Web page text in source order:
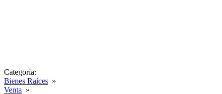
Categoría:
Bienes Raíces »
Venta »